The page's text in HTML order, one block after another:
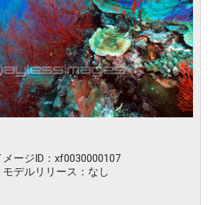
メージID：xf0030000107
モデルリリース：なし